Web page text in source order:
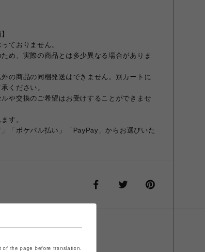
ておりません。
め、実際の商品とは多少異なる場合がありま
の商品の同梱発送はできません。別カートに
ください。
や交換のご希望はお受けすることができませ
す。
「ポケパル払い」「PayPay」からお選びいた
of the page before translation.